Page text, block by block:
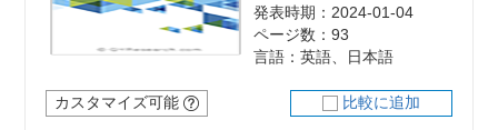
発表時期：2024-01-04
ページ数：93
言語：英語、日本語
カスタマイズ可能 比較に追加